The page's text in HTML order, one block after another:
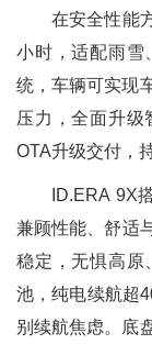
在安全性能方
小时，适配雨雪
统，车辆可实现
压力，全面升级
OTA升级交付，
ID.ERA 9X搭
兼顾性能、舒适
稳定，无惧高原
池，纯电续航超
别续航焦虑。底